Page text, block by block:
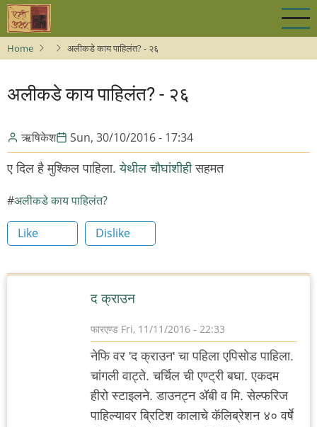
Skip
main
content
Home अलीकडे काय पाहिलंत? - २६
अलीकडे काय पाहिलंत? - २६
ऋषिकेश Sun, 30/10/2016 - 17:34
ए दिल है मुश्किल पाहिला.येथील चौघांशीहीसहमत
अलीकडे काय पाहिलंत?
Like Dislike
द क्राउन
फारएण्ड Fri, 11/11/2016 - 22:33
नेफि वर 'द क्राउन' चा पहिला एपिसोड पाहिला.
चांगली वाट्ते. चर्चिल ची एण्ट्री बघा. एकदम
हीरो स्टाइलने. डाउनट्न अ‍ॅबी व मि. सेल्फरिज
पाहिल्यावर ब्रिटिश कालाचे कॅलिब्रेशन ४० वर्षे